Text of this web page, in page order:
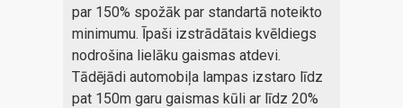
par 150% spožāk par standartā noteikto
minimumu. Īpaši izstrādātais kvēldiegs
nodrošina lielāku gaismas atdevi.
Tādējādi automobiļa lampas izstaro līdz
pat 150m garu gaismas kūli ar līdz 20%